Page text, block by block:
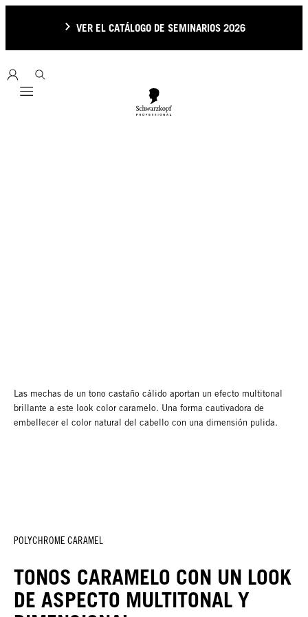
VER EL CATÁLOGO DE SEMINARIOS 2026
Mobile navigation
Las mechas de un tono castaño cálido aportan un efecto multitonal
brillante a este look color caramelo. Una forma cautivadora de
embellecer el color natural del cabello con una dimensión pulida.
POLYCHROME CARAMEL
TONOS CARAMELO CON UN LOOK
DE ASPECTO MULTITONAL Y